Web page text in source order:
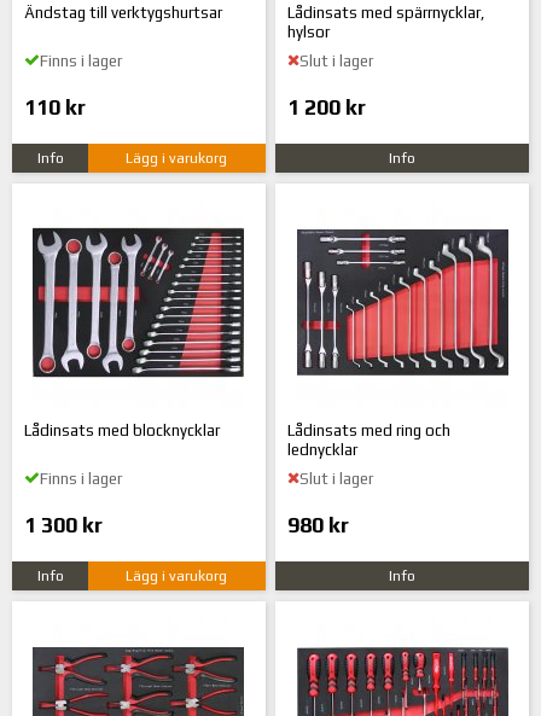
Ändstag till verktygshurtsar
Finns i lager
110 kr
Info Lägg i varukorg
Lådinsats med spärrnycklar,
hylsor
Slut i lager
1 200 kr
Info
Lådinsats med blocknycklar
Finns i lager
1 300 kr
Info Lägg i varukorg
Lådinsats med ring och
lednycklar
Slut i lager
980 kr
Info